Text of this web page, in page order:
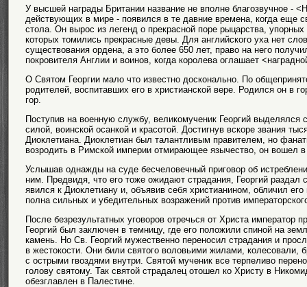
У высшей награды Британии название не вполне благозвучное -
действующих в мире - появился в те давние времена, когда еще
стола. Он вырос из легенд о прекрасной поре рыцарства,
которых томились прекрасные девы. Для английского уха нет
существования ордена, а это более 650 лет, право на него
покровителя Англии и воинов, когда королева оглашает
О Святом Георгии мало что известно досконально. По
родителей, воспитавших его в христианской вере. Родился он в
гор.
Поступив на военную службу, великомученик Георгий
силой, воинской осанкой и красотой. Достигнув вскоре звания
Диоклетиана. Диоклетиан был талантливым правителем, но
возродить в Римской империи отмирающее язычество, он вошел
Услышав однажды на суде бесчеловечный приговор об
ним. Предвидя, что его тоже ожидают страдания, Георгий
явился к Диоклетиану и, объявив себя христианином, обличил
полна сильных и убедительных возражений против
После безрезультатных уговоров отречься от Христа император
Георгий был заключен в темницу, где его положили спиной на
камень. Но Св. Георгий мужественно переносил страдания и
в жестокости. Они били святого воловьими жилами, колесовали,
с острыми гвоздями внутри. Святой мученик все терпеливо
голову святому. Так святой страдалец отошел ко Христу в
обезглавлен в Палестине.